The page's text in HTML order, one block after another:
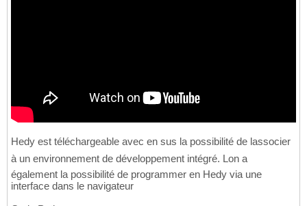
Hedy est téléchargeable avec en sus la possibilité de lassocier
à un environnement de développement intégré. Lon a
également la possibilité de programmer en Hedy via une
interface dans le navigateur